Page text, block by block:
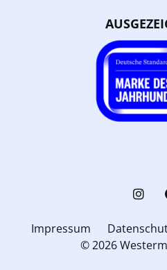
Impressum
© 2026